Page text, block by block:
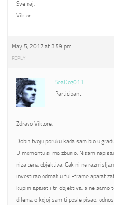
Sve naj,
Viktor
May 5, 2017 at 3:59 pm
REPLY
SeaDog011
Participant
Zdravo Viktore,
Dobih tvoju poruku kada sam bio u
U momentu si me zbunio. Nisam
niza cena objektiva. Cak ni ne
investirao odmah u full-frame aparat
kupim aparat i tri objektiva, a ne samo
dilema o kojoj sam ti posle pisao,